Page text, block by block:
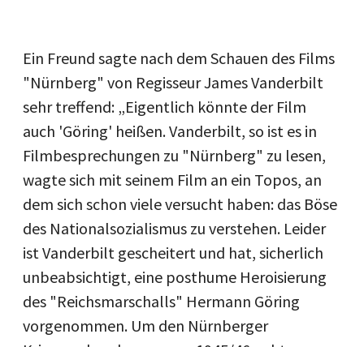
Ein Freund sagte nach dem Schauen des Films
"Nürnberg" von Regisseur James Vanderbilt
sehr treffend: „Eigentlich könnte der Film
auch 'Göring' heißen. Vanderbilt, so ist es in
Filmbesprechungen zu "Nürnberg" zu lesen,
wagte sich mit seinem Film an ein Topos, an
dem sich schon viele versucht haben: das Böse
des Nationalsozialismus zu verstehen. Leider
ist Vanderbilt gescheitert und hat, sicherlich
unbeabsichtigt, eine posthume Heroisierung
des "Reichsmarschalls" Hermann Göring
vorgenommen. Um den Nürnberger